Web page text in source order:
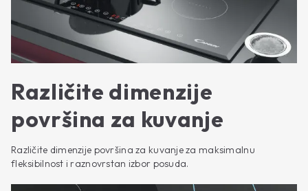
Različite dimenzije
površina za kuvanje
Različite dimenzije površina za kuvanje za maksimalnu
fleksibilnost i raznovrstan izbor posuda.